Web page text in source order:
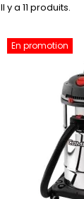
Il y a 11 produits.
En promotion